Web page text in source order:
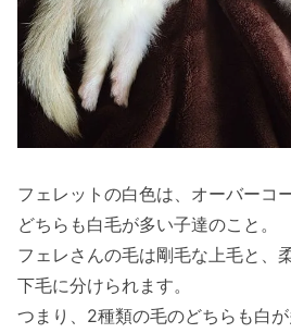
フェレットの白色は、オーバーコ
どちらも白毛が多い子達のこと。
フェレさんの毛は剛毛な上毛と、
下毛に分けられます。
つまり、2種類の毛のどちらも白